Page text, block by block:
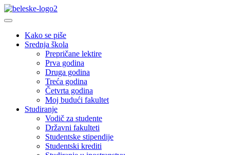
Kako se piše
Srednja škola
Prepričane lektire
Prva godina
Druga godina
Treća godina
Četvrta godina
Moj budući fakultet
Studiranje
Vodič za studente
Državni fakulteti
Studentske stipendije
Studentski krediti